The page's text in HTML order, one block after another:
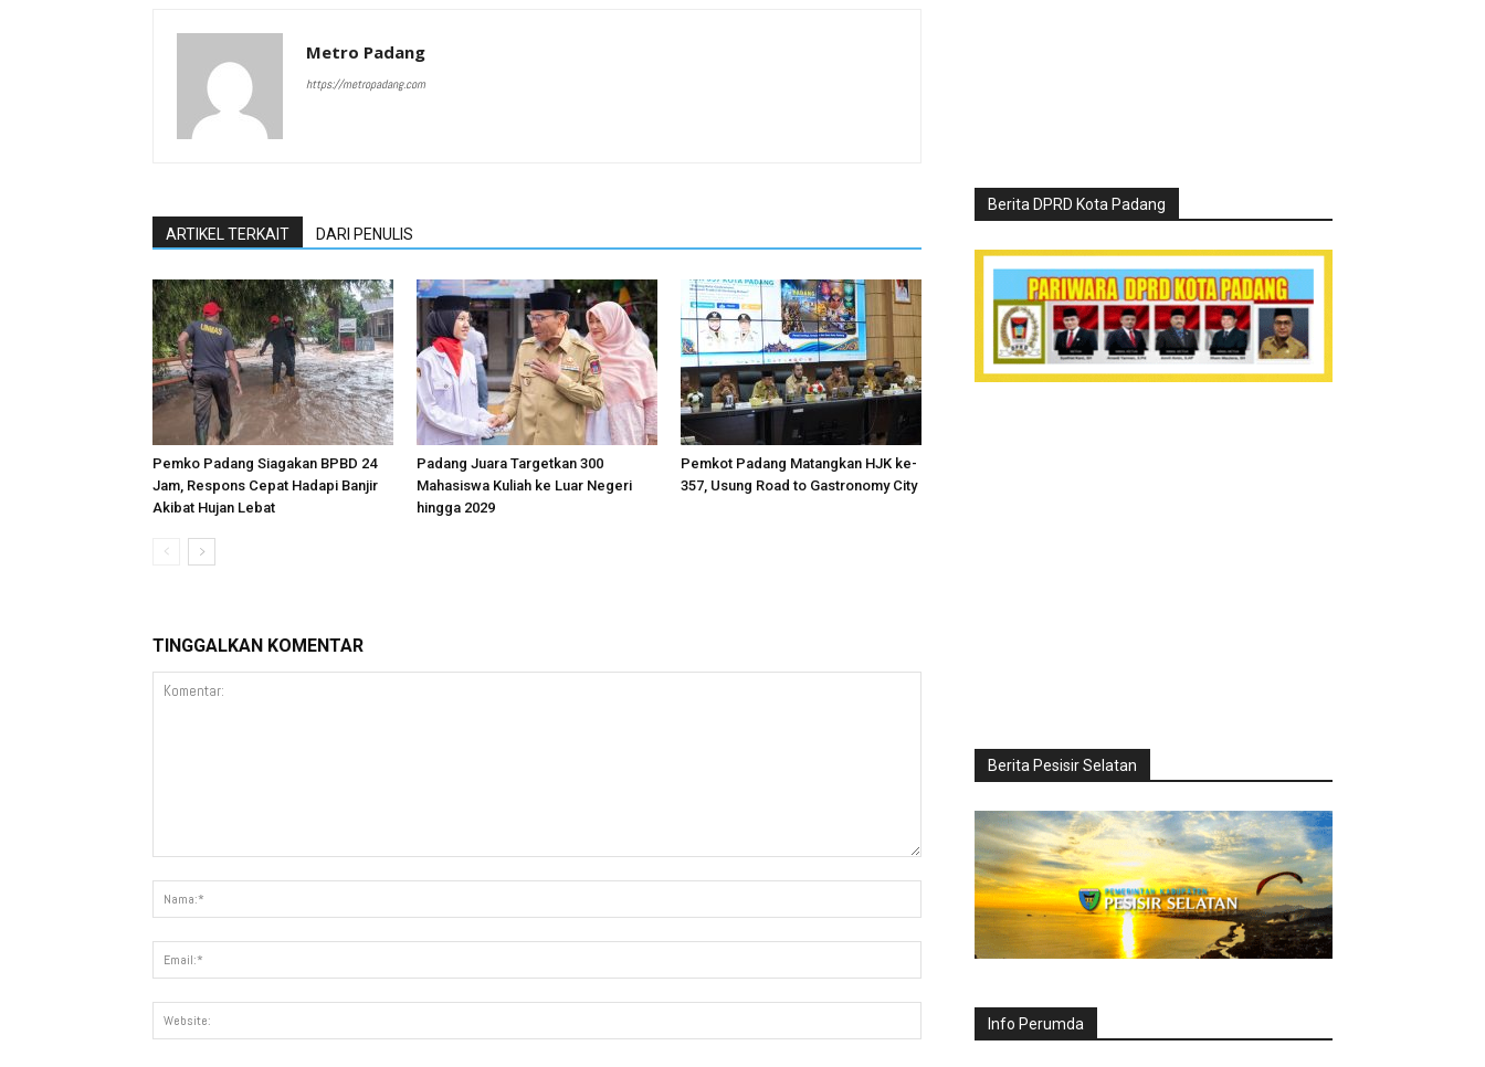
Metro Padang
https://metropadang.com
ARTIKEL TERKAIT DARI PENULIS
Pemko Padang Siagakan BPBD 24
Jam, Respons Cepat Hadapi Banjir
Akibat Hujan Lebat
Padang Juara Targetkan 300
Mahasiswa Kuliah ke Luar Negeri
hingga 2029
Pemkot Padang Matangkan HJK ke-
357, Usung Road to Gastronomy City
TINGGALKAN KOMENTAR
Berita DPRD Kota Padang
Berita Pesisir Selatan
Info Perumda